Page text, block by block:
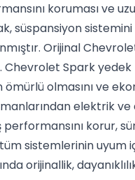
koruması ve
süspansiyon
Orijinal
Spark yedek
olmasını ve
elektrik
performansını korur,
sistemlerinin uyum
orijinallik,